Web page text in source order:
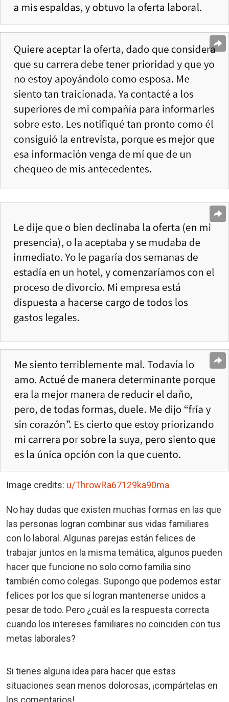
Image credits: u/ThrowRa67129ka90ma
No hay dudas que existen muchas formas en las que
las personas logran combinar sus vidas familiares
con lo laboral. Algunas parejas están felices de
trabajar juntos en la misma temática, algunos pueden
hacer que funcione no solo como familia sino
también como colegas. Supongo que podemos estar
felices por los que sí logran mantenerse unidos a
pesar de todo. Pero ¿cuál es la respuesta correcta
cuando los intereses familiares no coinciden con tus
metas laborales?
Si tienes alguna idea para hacer que estas
situaciones sean menos dolorosas, ¡compártelas en